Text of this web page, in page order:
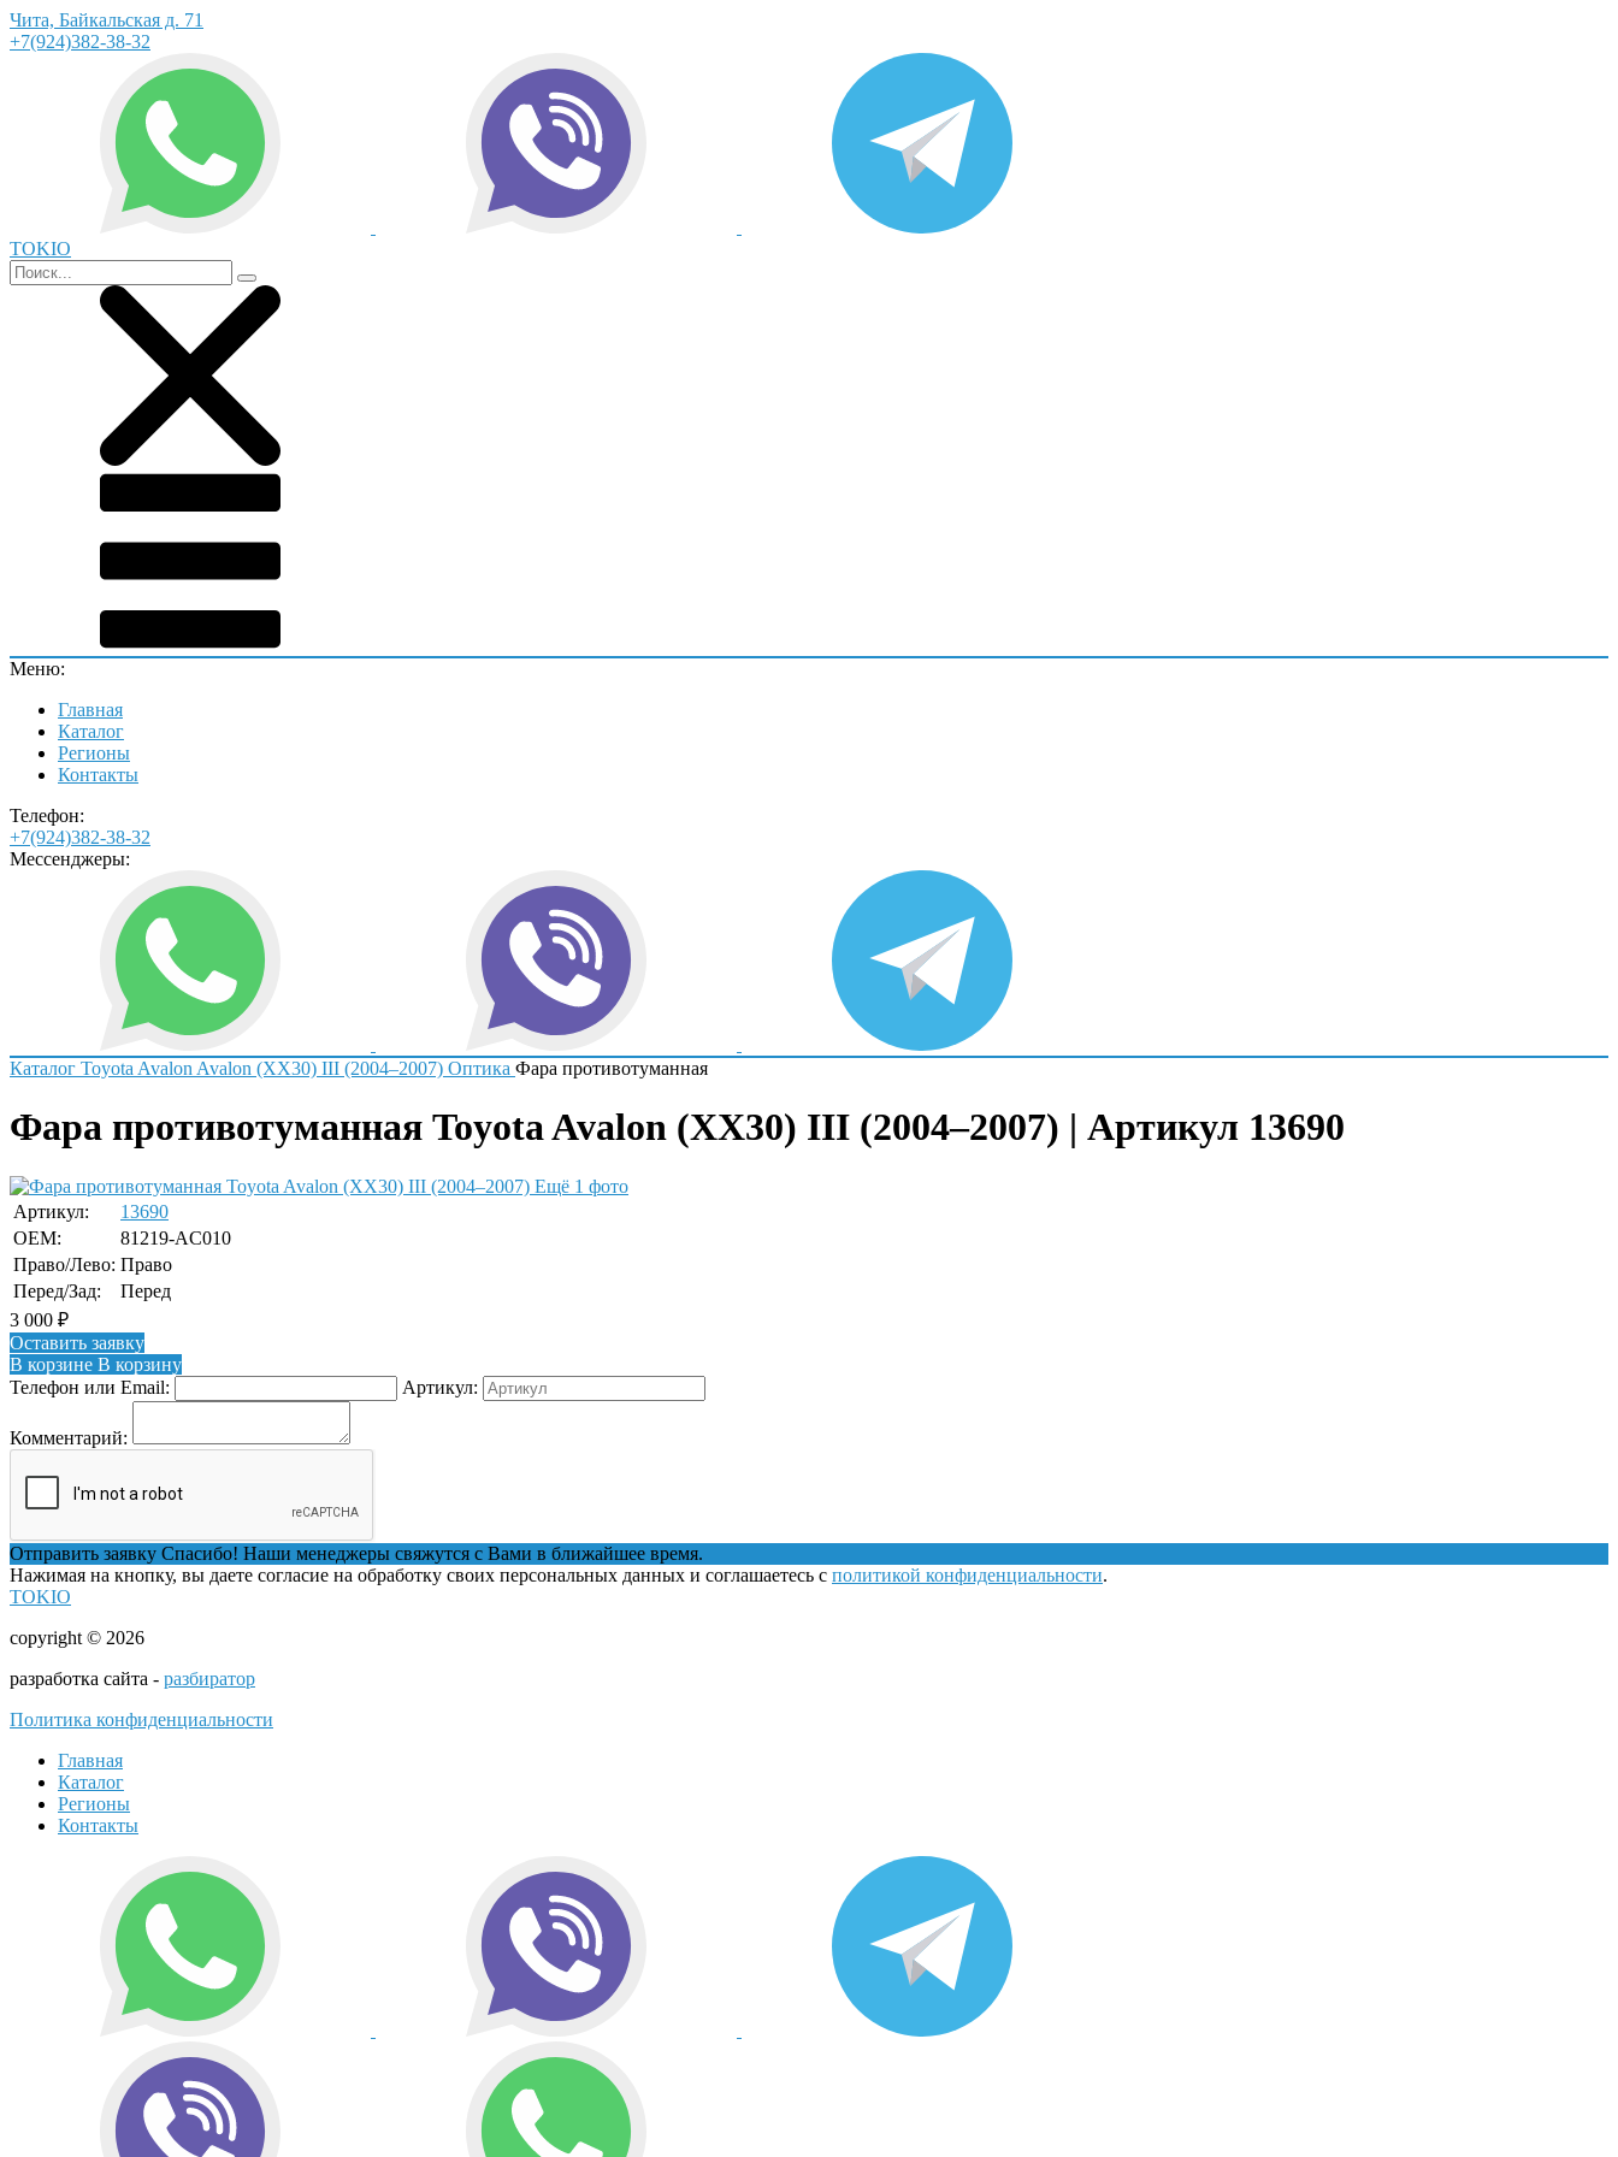
Чита, Байкальская д. 71
+7(924)382-38-32
TOKIO
Меню:
Главная
Каталог
Регионы
Контакты
Телефон:
+7(924)382-38-32
Мессенджеры:
Каталог Toyota Avalon Avalon (XX30) III (2004–2007) Оптика Фара противотуманная
Фара противотуманная Toyota Avalon (XX30) III (2004–2007) | Артикул 13690
Ещё 1 фото
Артикул:
13690
OEM:
81219-AC010
Право/Лево: Право
Перед/Зад:
Перед
3 000 ₽
Оставить заявку
В корзине В корзину
Телефон или Email:
Артикул:
Комментарий:
Отправить заявку Спасибо! Наши менеджеры свяжутся с Вами в ближайшее время.
Нажимая на кнопку, вы даете согласие на обработку своих персональных данных и соглашаетесь с политикой конфиденциальности.
TOKIO
copyright © 2026
разработка сайта - разбиратор
Политика конфиденциальности
Главная
Каталог
Регионы
Контакты